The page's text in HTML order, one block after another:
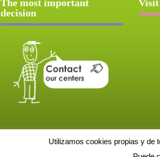
The most important
decision
Visit
Utilizamos cookies propias y de